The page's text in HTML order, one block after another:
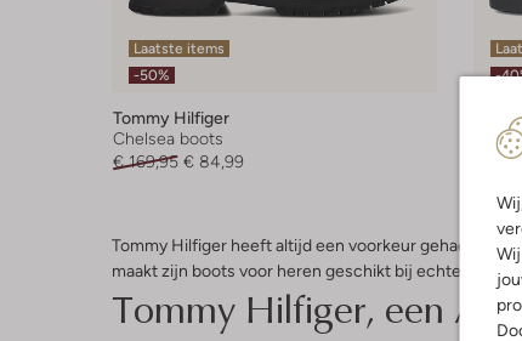
Laatste items
-50%
Tommy Hilfiger
Chelsea boots
€ 169,95 € 84,99
-
€
Tommy Hilfiger heeft altijd een voorkeur gehad voor
maakt zijn boots voor heren geschikt bij echte
Tommy Hilfiger, een